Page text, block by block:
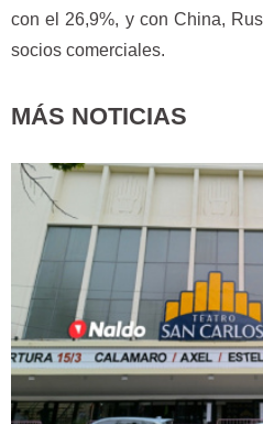
con el 26,9%, y con China,
socios comerciales.
MÁS NOTICIAS